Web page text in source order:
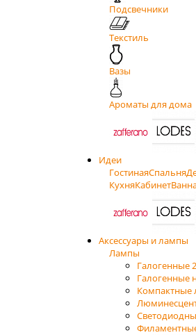
Подсвечники
Текстиль
Вазы
Ароматы для дома
Идеи
ГостинаяСпальня
КухняКабинет
Аксессуары и лампы
Лампы
Галогенные
Галогенные
Компактные